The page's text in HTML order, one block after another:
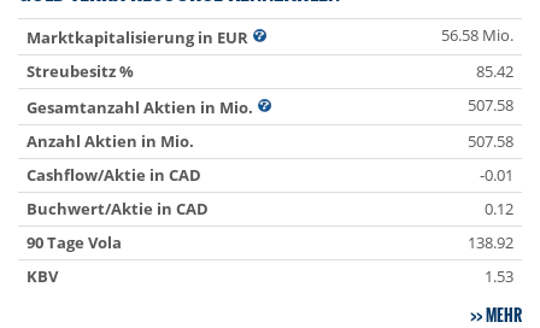
Marktkapitalisierung in EUR
56.58 Mio.
Streubesitz %
85.42
Gesamtanzahl Aktien in Mio.
507.58
Anzahl Aktien in Mio.
507.58
Cashflow/Aktie in CAD
-0.01
Buchwert/Aktie in CAD
0.12
90 Tage Vola
138.92
KBV
1.53
MEHR